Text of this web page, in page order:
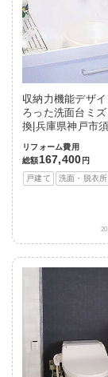
収納力機能デザ
ろった洗面台ミ
換|兵庫県神戸市
リフォーム費用
総額167,400 円
戸建て
洗面・脱衣所